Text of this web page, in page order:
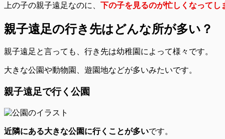
上の子の親子遠足なのに、 下の子を見るのが忙しくなってし
親子遠足の行き先はどんな所が多い？
親子遠足と言っても、行き先は幼稚園によって様々です。
大きな公園や動物園、遊園地などが多いみたいです。
親子遠足で行く公園
近隣にある大きな公園に行くことが多いです。